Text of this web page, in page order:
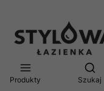
Produkty Szukaj